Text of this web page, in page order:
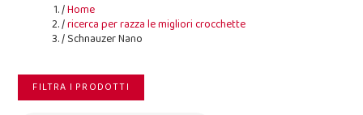
Home
ricerca per razza le migliori crocchette
Schnauzer Nano
FILTRA I PRODOTTI